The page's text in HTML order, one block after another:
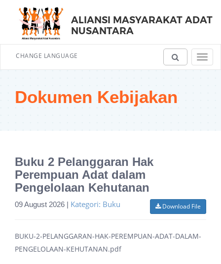
ALIANSI MASYARAKAT ADAT
NUSANTARA
CHANGE LANGUAGE
Dokumen Kebijakan
Buku 2 Pelanggaran Hak
Perempuan Adat dalam
Pengelolaan Kehutanan
Download File
09 August 2026 | Kategori: Buku
BUKU-2-PELANGGARAN-HAK-PEREMPUAN-ADAT-DALAM-
PENGELOLAAN-KEHUTANAN.pdf